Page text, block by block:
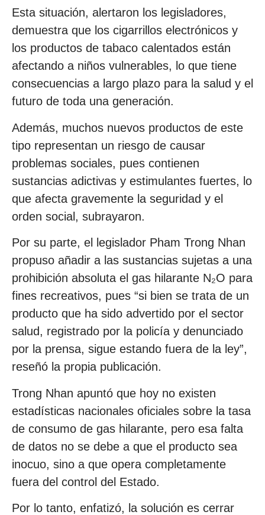
Esta situación, alertaron los legisladores,
demuestra que los cigarrillos electrónicos y
los productos de tabaco calentados están
afectando a niños vulnerables, lo que tiene
consecuencias a largo plazo para la salud y el
futuro de toda una generación.
Además, muchos nuevos productos de este
tipo representan un riesgo de causar
problemas sociales, pues contienen
sustancias adictivas y estimulantes fuertes, lo
que afecta gravemente la seguridad y el
orden social, subrayaron.
Por su parte, el legislador Pham Trong Nhan
propuso añadir a las sustancias sujetas a una
prohibición absoluta el gas hilarante N₂O para
fines recreativos, pues “si bien se trata de un
producto que ha sido advertido por el sector
salud, registrado por la policía y denunciado
por la prensa, sigue estando fuera de la ley”,
reseñó la propia publicación.
Trong Nhan apuntó que hoy no existen
estadísticas nacionales oficiales sobre la tasa
de consumo de gas hilarante, pero esa falta
de datos no se debe a que el producto sea
inocuo, sino a que opera completamente
fuera del control del Estado.
Por lo tanto, enfatizó, la solución es cerrar